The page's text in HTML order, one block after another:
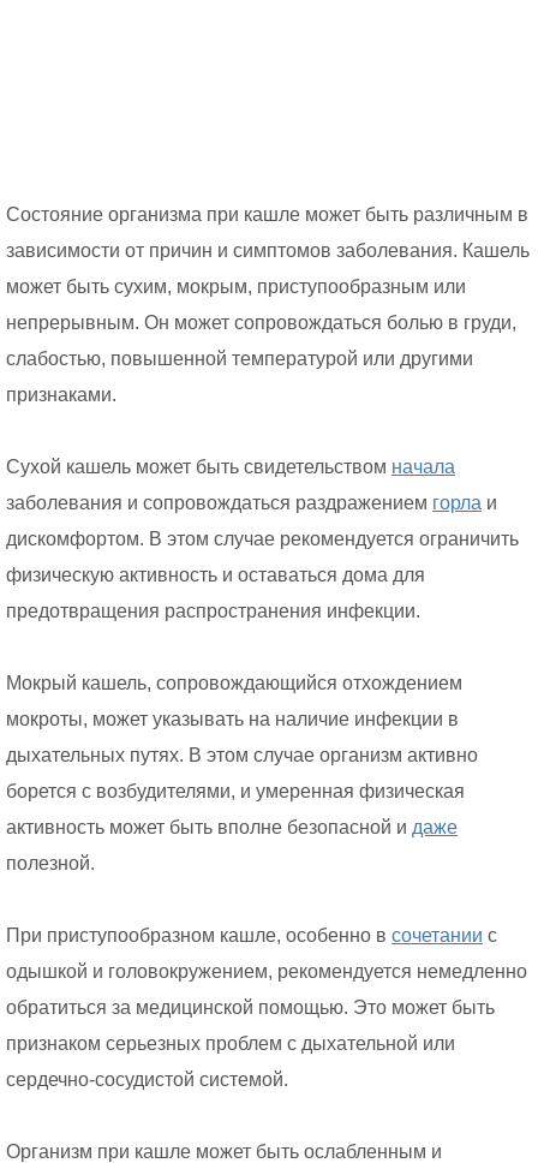
Состояние организма при кашле может быть различным в
зависимости от причин и симптомов заболевания. Кашель
может быть сухим, мокрым, приступообразным или
непрерывным. Он может сопровождаться болью в груди,
слабостью, повышенной температурой или другими
признаками.
Сухой кашель может быть свидетельством начала
заболевания и сопровождаться раздражением горла и
дискомфортом. В этом случае рекомендуется ограничить
физическую активность и оставаться дома для
предотвращения распространения инфекции.
Мокрый кашель, сопровождающийся отхождением
мокроты, может указывать на наличие инфекции в
дыхательных путях. В этом случае организм активно
борется с возбудителями, и умеренная физическая
активность может быть вполне безопасной и даже
полезной.
При приступообразном кашле, особенно в сочетании с
одышкой и головокружением, рекомендуется немедленно
обратиться за медицинской помощью. Это может быть
признаком серьезных проблем с дыхательной или
сердечно-сосудистой системой.
Организм при кашле может быть ослабленным и